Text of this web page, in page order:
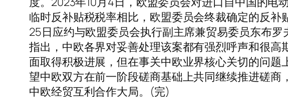
临时反补贴税税率相比，欧盟委员会终裁确定的反
25日应约与欧盟委员会执行副主席兼贸易委员东布
指出，中欧各界对妥善处理该案都有强烈呼声和很
面取得积极进展，但在事关中欧业界核心关切的问
望中欧双方在前一阶段磋商基础上共同继续推进磋
中欧经贸互利合作大局。(完)